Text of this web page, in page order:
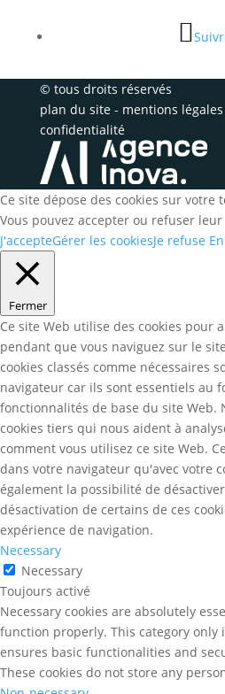
© tous droits réservés
plan du site- mentions légales
confidentialité
Ce site dépose des cookies sur
Vous pouvez accepter ou refuser
J'accepteGérer les cookiesJe refuse
Fermer
Ce site Web utilise des cookies pour
pendant que vous naviguez sur le
cookies classés comme nécessaires
navigateur car ils sont essentiels au
fonctionnalités de base du site Web.
cookies tiers qui nous aident à
comment vous utilisez ce site Web.
dans votre navigateur qu'avec votre
également la possibilité de
désactivation de certains de ces
expérience de navigation.
Necessary
Necessary
Toujours activé
Necessary cookies are absolutely
function properly. This category only
ensures basic functionalities and
These cookies do not store any